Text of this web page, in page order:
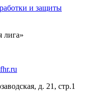
и защиты
лига»
д. 21, стр.1